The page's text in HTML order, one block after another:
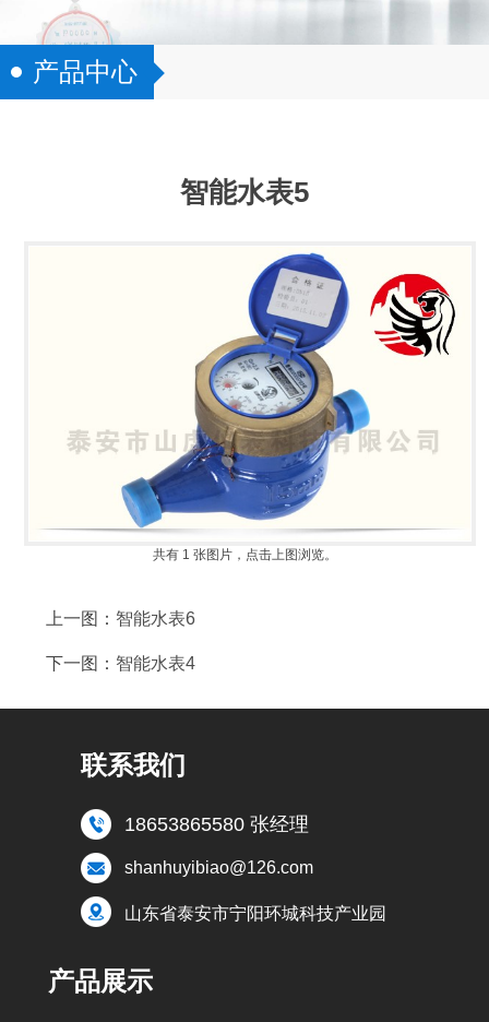
产品中心
智能水表5
共有 1 张图片，点击上图浏览。
上一图： 智能水表6
下一图： 智能水表4
联系我们
18653865580 张经理
shanhuyibiao@126.com
山东省泰安市宁阳环城科技产业园
产品展示